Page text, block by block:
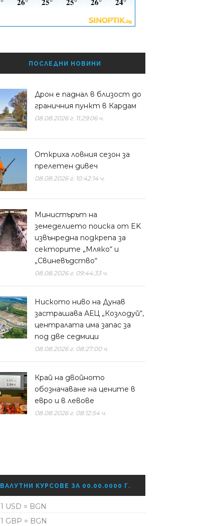
ПОСЛЕДНИ НОВИНИ
Дрон е паднал в близост до
граничния пункт в Кардам
08.08.2026 г. 11:29:06 ч.
Откриха ловния сезон за
прелетен дивеч
08.08.2026 г. 10:42:14 ч.
Министърът на
земеделието поиска от EK
извънредна подкрепа за
секторите „Мляко“ и
„Свиневъдство“
08.08.2026 г. 09:44:33 ч.
Ниското ниво на Дунав
застрашава АЕЦ „Козлодуй“,
централата има запас за
под две седмици
08.08.2026 г. 08:27:00 ч.
Край на двойното
обозначаване на цените в
евро и в левове
08.08.2026 г. 08:12:54 ч.
ВАЛУТНИ КУРСОВЕ ЗА 00.00.0000 Г.
1 USD = BGN
1 GBP = BGN